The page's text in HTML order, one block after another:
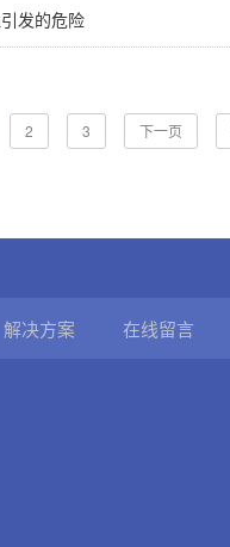
发的危险
2 3 下一页
解决方案 在线留言